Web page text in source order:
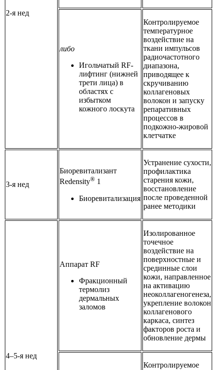
2-я нед
либо
Игольчатый RF-
лифтинг (нижней
трети лица) в
областях с
избытком
кожного лоскута
Контролируемое
температурное
воздействие на
ткани импульсов
радиочастотного
диапазона,
приводящее к
скручиванию
коллагеновых
волокон и запуску
репаративных
процессов в
подкожно-жировой
клетчатке
3-я нед
Биоревитализант
Redensity® 1
Биоревитализация
Устранение сухости,
профилактика
старения кожи,
восстановление
после проведенной
ранее методики
4–5-я нед
Аппарат RF
Фракционный
термолиз
дермальных
заломов
Изолированное
точечное
воздействие на
поверхностные и
срединные слои
кожи, направленное
на активацию
неоколлагеногенеза,
укрепление волокон
коллагенового
каркаса, синтез
факторов роста и
обновление дермы
Контролируемое